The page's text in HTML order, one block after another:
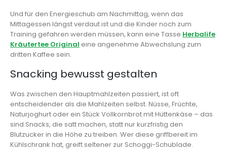
Und für den Energieschub am Nachmittag, wenn das
Mittagessen längst verdaut ist und die Kinder noch zum
Training gefahren werden müssen, kann eine Tasse Herbalife
Kräutertee Original eine angenehme Abwechslung zum
dritten Kaffee sein.
Snacking bewusst gestalten
Was zwischen den Hauptmahlzeiten passiert, ist oft
entscheidender als die Mahlzeiten selbst. Nüsse, Früchte,
Naturjoghurt oder ein Stück Vollkornbrot mit Hüttenkäse – das
sind Snacks, die satt machen, statt nur kurzfristig den
Blutzucker in die Höhe zu treiben. Wer diese griffbereit im
Kühlschrank hat, greift seltener zur Schoggi-Schublade.